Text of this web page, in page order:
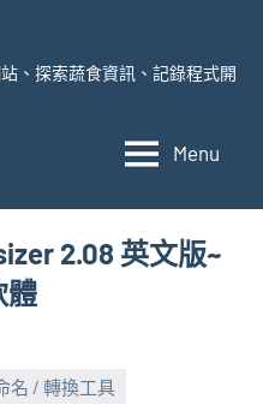
、探索蔬食資訊、記錄程式開
Menu
2.08 英文版~
體
名 / 轉換工具